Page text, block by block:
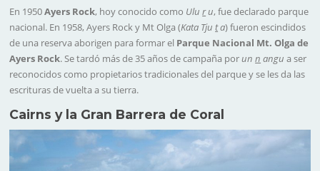
En 1950Ayers Rock, hoy conocido como Uluru, fue declarado parque
nacional. En 1958, Ayers Rock y Mt Olga (Kata Tjuta) fueron escindidos
de una reserva aborigen para formar el Parque Nacional Mt. Olga de
Ayers Rock. Se tardó más de 35 años de campaña porunn angu a ser
reconocidos como propietarios tradicionales del parque y se les da las
escrituras de vuelta a su tierra.
Cairns y la Gran Barrera de Coral